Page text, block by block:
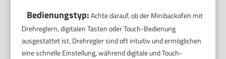
Bedienungstyp:Achte darauf, ob der Minibackofen mit
Drehreglern, digitalen Tasten oder Touch-Bedienung
ausgestattet ist. Drehregler sind oft intuitiv und ermöglichen
eine schnelle Einstellung, während digitale und Touch-